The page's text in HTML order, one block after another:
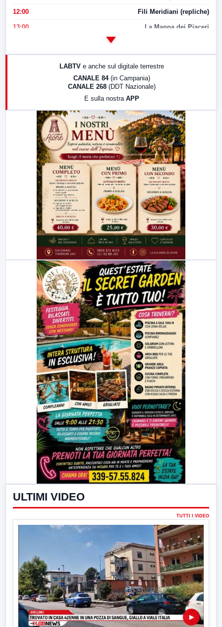
12:00 Fili Meridiani (repliche)
13:00 La Mappa dei Piaceri
LabNews (replica)
LABTV e anche sul digitale terrestre
CANALE 84 (in Campania)
CANALE 268 (DDT Nazionale)
E sulla nostra APP
ULTIMI VIDEO
TUTTI I VIDEO
▶